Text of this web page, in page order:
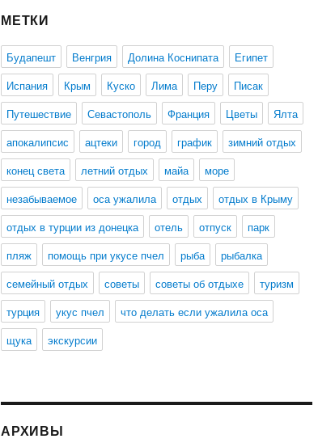
МЕТКИ
Будапешт Венгрия Долина Коснипата
Египет
Испания
Крым Куско Лима Перу
Писак
Путешествие
Севастополь Франция Цветы
Ялта
апокалипсис
ацтеки город график
зимний отдых
конец света
летний отдых майа
море
незабываемое
оса ужалила отдых
отдых в Крыму
отдых в турции из донецка
отель отпуск
парк
пляж
помощь при укусе пчел рыба
рыбалка
семейный отдых
советы советы об отдыхе
туризм
турция
укус пчел
что делать если ужалила оса
щука
экскурсии
АРХИВЫ